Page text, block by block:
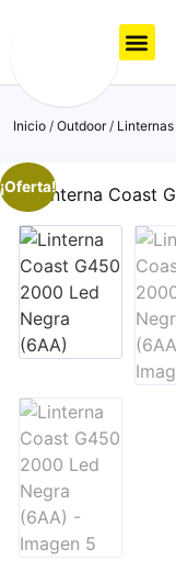
Inicio / Outdoor/
¡Oferta!